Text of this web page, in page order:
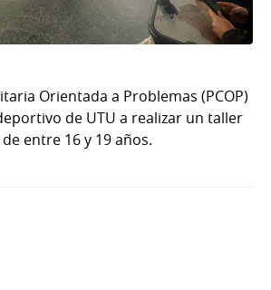
Orientada a Problemas (PCOP)
de UTU a realizar un taller
entre 16 y 19 años.